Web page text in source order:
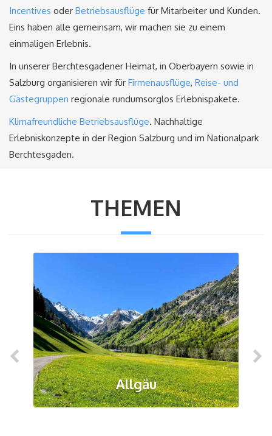
Incentives oder Betriebsausflüge für Mitarbeiter und Kunden.
Eins haben alle gemeinsam, wir machen sie zu einem
einmaligen Erlebnis.
In unserer Berchtesgadener Heimat, in Oberbayern sowie in
Salzburg organisieren wir für Firmenausflüge, Reise- und
Gästegruppen regionale rundumsorglos Erlebnispakete.
Klimafreundliche Betriebsausflüge. Nachhaltige
Erlebniskonzepte in der Region Salzburg und im Nationalpark
Berchtesgaden.
THEMEN
Allgäu